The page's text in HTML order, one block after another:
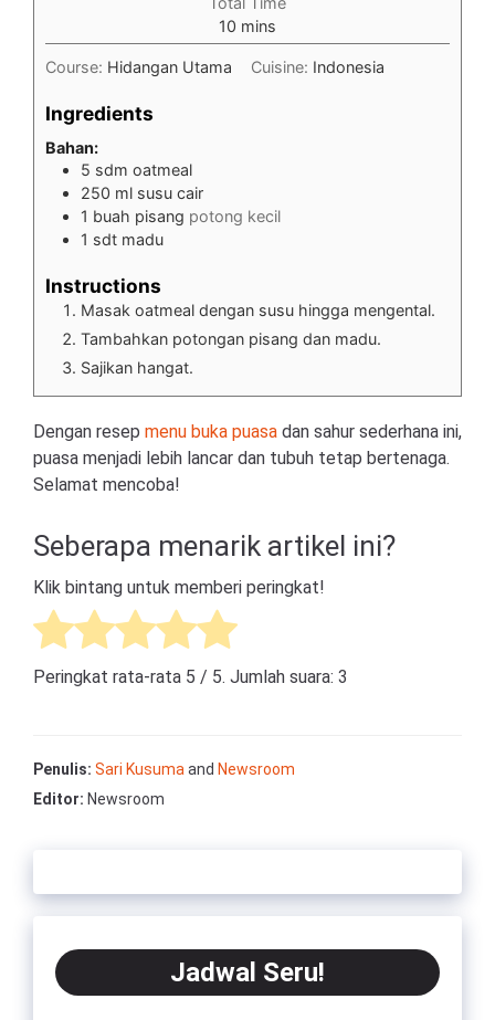
10 minutes
mins
Course: Hidangan Utama Cuisine: Indonesia
Ingredients
Bahan:
5 sdm oatmeal
250 ml susu cair
1 buah pisang potong kecil
1 sdt madu
Instructions
Masak oatmeal dengan susu hingga mengental.
Tambahkan potongan pisang dan madu.
Sajikan hangat.
Dengan resep menu buka puasa dan sahur sederhana ini,
puasa menjadi lebih lancar dan tubuh tetap bertenaga.
Selamat mencoba!
Seberapa menarik artikel ini?
Klik bintang untuk memberi peringkat!
Peringkat rata-rata 5 / 5. Jumlah suara: 3
Penulis: Sari Kusuma and Newsroom
Editor: Newsroom
Jadwal Seru!